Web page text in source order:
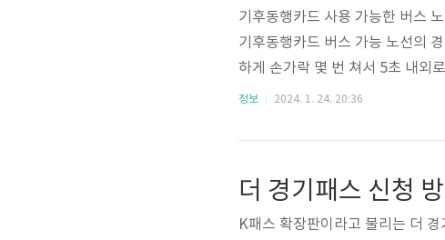
기후동행카드 사용 가능한 버스
기후동행카드 버스 가능 노선의
하게 손가락 몇 번 쳐서 5초 내외
데이트) 바로 확인 방법으로 편하
경우라면 무제한으로 이용..
정보 2024. 1. 24. 20:36
K패스 확장판이라고 불리는 더